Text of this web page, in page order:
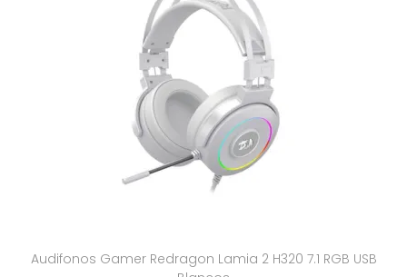
Audifonos Gamer Redragon Lamia 2 H320 7.1 RGB USB